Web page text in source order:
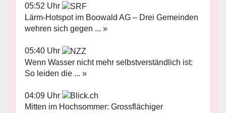
05:52 Uhr
Lärm-Hotspot im Boowald AG – Drei Gemeinden
wehren sich gegen ... »
05:40 Uhr
Wenn Wasser nicht mehr selbstverständlich ist:
So leiden die ... »
04:09 Uhr
Mitten im Hochsommer: Grossflächiger